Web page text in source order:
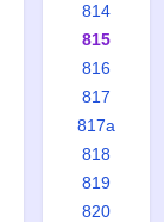
814
815
816
817
817a
818
819
820